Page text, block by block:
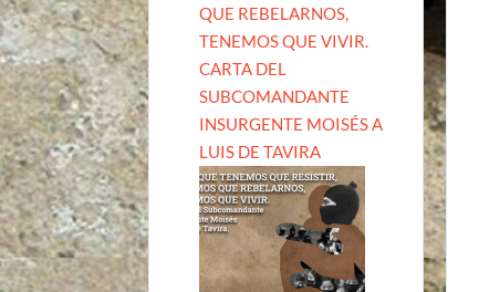
QUE REBELARNOS,
TENEMOS QUE VIVIR.
CARTA DEL
SUBCOMANDANTE
INSURGENTE MOISÉS A
LUIS DE TAVIRA